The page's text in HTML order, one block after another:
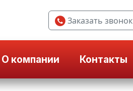
Заказать звонок
О компании Контакты